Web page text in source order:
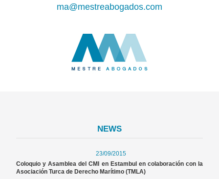
ma@mestreabogados.com
NEWS
23/09/2015
Coloquio y Asamblea del CMI en Estambul en colaboración con la
Asociación Turca de Derecho Marítimo (TMLA)